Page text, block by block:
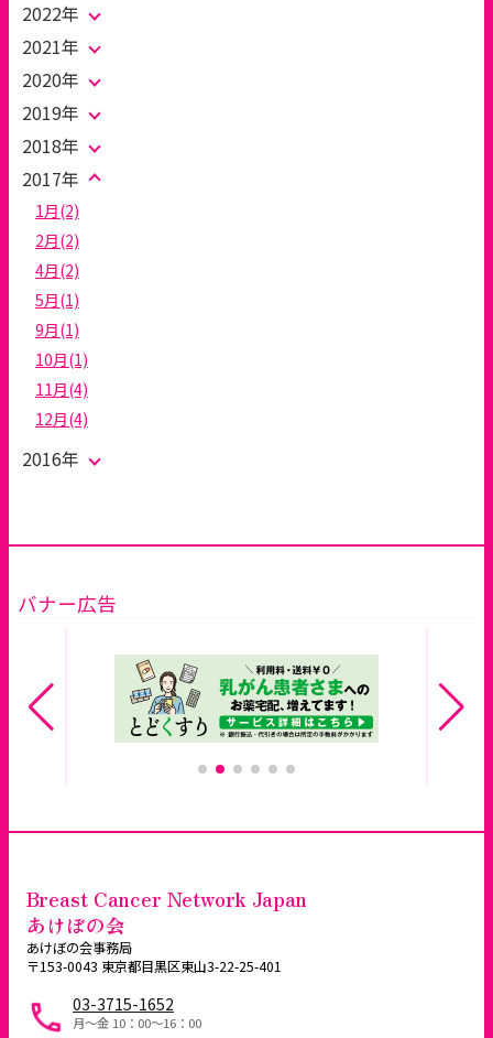
2022年
2021年
2020年
2019年
2018年
2017年
1月(2)
2月(2)
4月(2)
5月(1)
9月(1)
10月(1)
11月(4)
12月(4)
2016年
バナー広告
Breast Cancer Network Japan
あけぼの会
あけぼの会事務局
〒153-0043 東京都目黒区東山3-22-25-401
03-3715-1652
月～金 10：00〜16：00